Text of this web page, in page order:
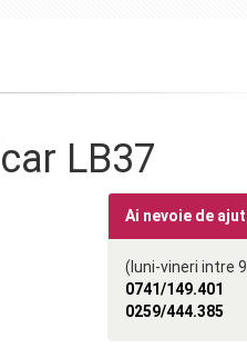
LB37
Ai nevoie de
(luni-vineri intre
0741/149.401
0259/444.385